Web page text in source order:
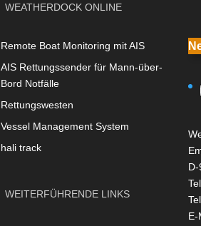
WEATHERDOCK ONLINE
Remote Boat Monitoring mit AIS
AIS Rettungssender für Mann-über-
Bord Notfälle
Rettungswesten
Vessel Management System
hali track
WEITERFÜHRENDE LINKS
E-